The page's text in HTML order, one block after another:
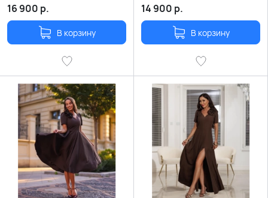
16 900 р.
В корзину
14 900 р.
В корзину